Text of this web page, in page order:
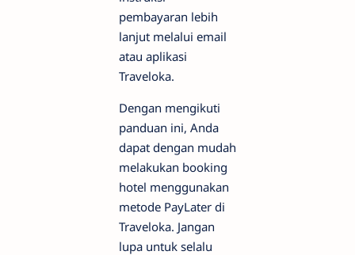
pembayaran lebih
lanjut melalui email
atau aplikasi
Traveloka.
Dengan mengikuti
panduan ini, Anda
dapat dengan mudah
melakukan booking
hotel menggunakan
metode PayLater di
Traveloka. Jangan
lupa untuk selalu